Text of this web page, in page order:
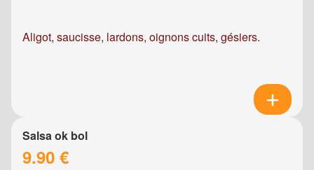
Aligot, saucisse, lardons, oignons cuits, gésiers.
Salsa ok bol
9.90 €